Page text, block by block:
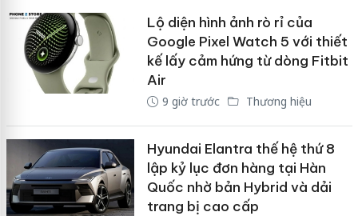
Lộ diện hình ảnh rò rỉ của
Google Pixel Watch 5 với thiết
kế lấy cảm hứng từ dòng Fitbit
Air
9 giờ trước Thương hiệu
Hyundai Elantra thế hệ thứ 8
lập kỷ lục đơn hàng tại Hàn
Quốc nhờ bản Hybrid và dải
trang bị cao cấp